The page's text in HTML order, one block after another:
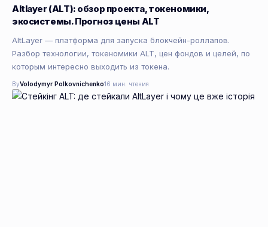
Altlayer (ALT): обзор проекта, токеномики,
экосистемы. Прогноз цены ALT
AltLayer — платформа для запуска блокчейн-роллапов.
Разбор технологии, токеномики ALT, цен фондов и целей, по
которым интересно выходить из токена.
ByVolodymyr Polkovnichenko16 мин. чтения